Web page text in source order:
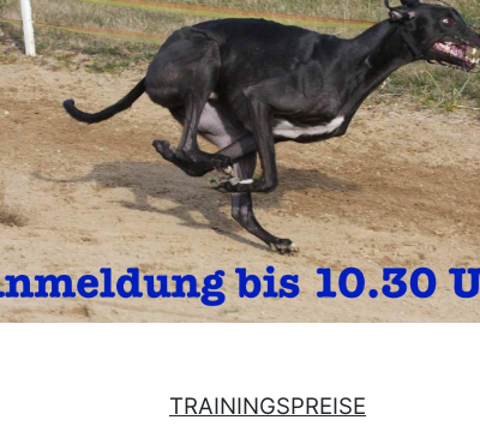
TRAININGSPREISE